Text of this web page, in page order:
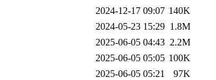
2024-12-17 09:07 140K
2024-05-23 15:29 1.8M
2025-06-05 04:43 2.2M
2025-06-05 05:05 100K
2025-06-05 05:21
97K